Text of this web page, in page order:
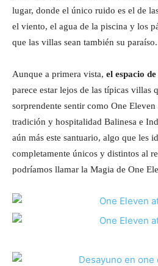
lugar, donde el único ruido es el de
el viento, el agua de la piscina y los
que las villas sean también su paraíso.
Aunque a primera vista, el espacio
parece estar lejos de las típicas villas
sorprendente sentir como One
tradición y hospitalidad Balinesa e
aún más este santuario, algo que les
completamente únicos y distintos al
podríamos llamar la Magia de One